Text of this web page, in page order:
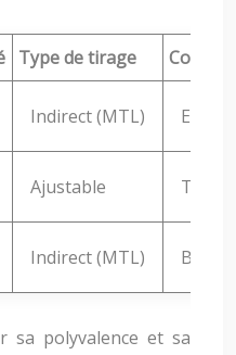
Type de tirage
Indirect (MTL)
Ajustable Très
Indirect (MTL) Bonne
sa polyvalence et sa